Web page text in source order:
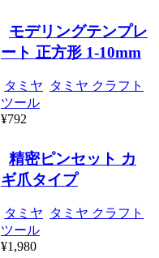
モデリングテンプレ
ート 正方形 1-10mm
タミヤ
タミヤ クラフト
ツール
¥792
精密ピンセット カ
ギ爪タイプ
タミヤ
タミヤ クラフト
ツール
¥1,980